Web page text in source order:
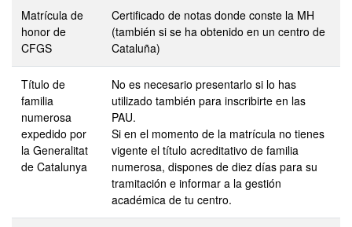
Matrícula de
honor de
CFGS
Certificado de notas donde conste la MH
(también si se ha obtenido en un centro de
Cataluña)
Título de
familia
numerosa
expedido por
la Generalitat
de Catalunya
No es necesario presentarlo si lo has
utilizado también para inscribirte en las
PAU.
Si en el momento de la matrícula no tienes
vigente el título acreditativo de familia
numerosa, dispones de diez días para su
tramitación e informar a la gestión
académica de tu centro.